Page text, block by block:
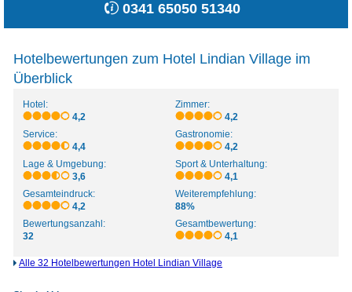
0341 65050 51340
Hotelbewertungen zum Hotel Lindian Village im
Überblick
Hotel:
4,2
Zimmer:
4,2
Service:
4,4
Gastronomie:
4,2
Lage & Umgebung:
3,6
Sport & Unterhaltung:
4,1
Gesamteindruck:
4,2
Weiterempfehlung:
88%
Bewertungsanzahl:
32
Gesamtbewertung:
4,1
Alle 32 Hotelbewertungen Hotel Lindian Village